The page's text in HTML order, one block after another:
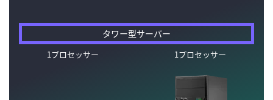
タワー型サーバー
1プロセッサー 1プロセッサー